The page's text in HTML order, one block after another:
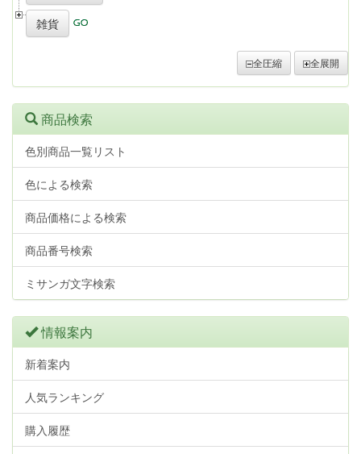
雑貨
全圧縮 全展開
商品検索
色別商品一覧リスト
色による検索
商品価格による検索
商品番号検索
ミサンガ文字検索
情報案内
新着案内
人気ランキング
購入履歴